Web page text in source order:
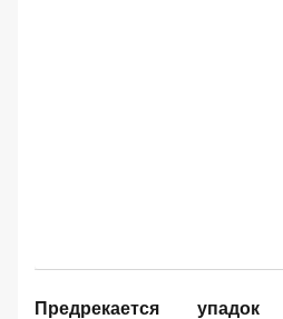
Предрекается